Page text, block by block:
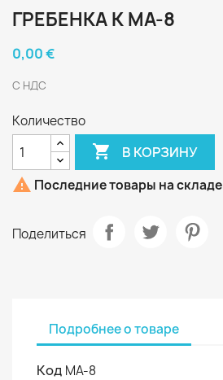
ГРЕБЕНКА К МА-8
0,00 €
С НДС
Количество
 В КОРЗИНУ
 Последние товары на складе
Поделиться
Подробнее о товаре
Код МА-8